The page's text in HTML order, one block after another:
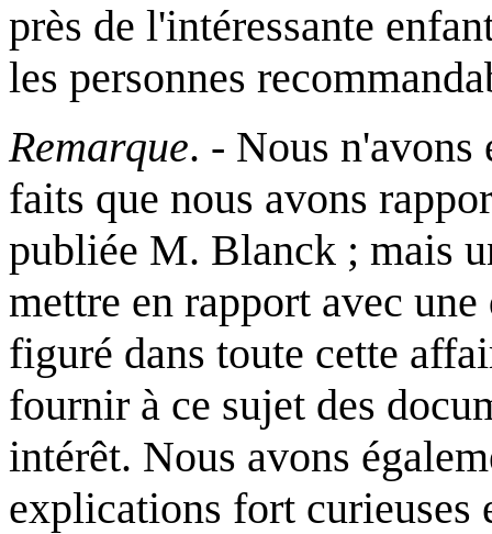
près de l'intéressante
les personnes
Remarque. - Nous n'avons
faits que nous avons
publiée M. Blanck ; mais
mettre en rapport avec
figuré dans toute cette
fournir à ce sujet des
intérêt. Nous avons
explications fort